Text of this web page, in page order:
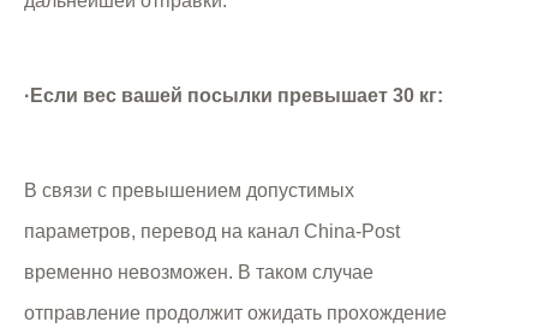
·Если вес вашей посылки превышает 30 кг:
В связи с превышением допустимых
параметров, перевод на канал China-Post
временно невозможен. В таком случае
отправление продолжит ожидать прохождение